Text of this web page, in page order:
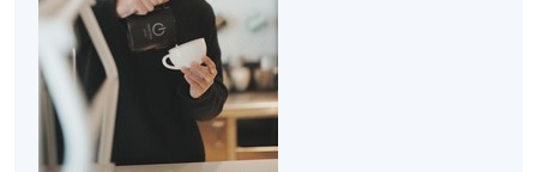
學歷頒授
成功完成「咖啡拉花技巧 (高級圖案) 」及出席達70%
後，畢業生將獲得香港大學專業進修學院（HKU
SPACE）按香港大學體制頒發「修讀證明書」
(Statement Of Attendance)。